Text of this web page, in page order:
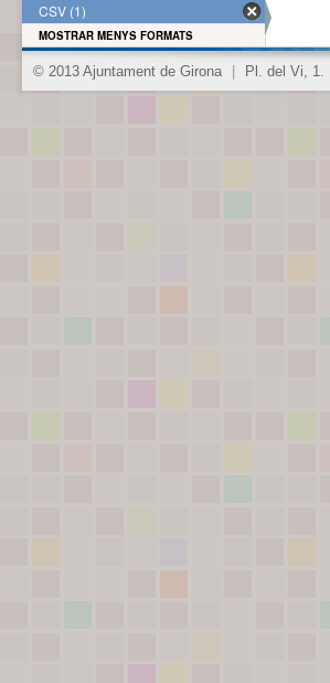
CSV (1)
MOSTRAR MENYS FORMATS
© 2013 Ajuntament de Girona Pl. del Vi, 1.